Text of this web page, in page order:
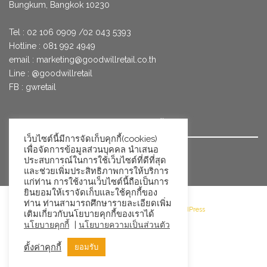
Bungkum, Bangkok 10230
Tel : 02 106 0909 /02 043 5393
Hotline : 081 992 4949
email : marketing@goodwillretail.co.th
Line : @goodwillretail
FB : gwretail
นโยบายข้อมูลส่วนบุคคล
©2026 Goodwill Retail · Powered by WordPress
เว็บไซต์นี้มีการจัดเก็บคุกกี้(cookies)
เพื่อจัดการข้อมูลส่วนบุคคล นำเสนอ
ประสบการณ์ในการใช้เว็บไซต์ที่ดีที่สุด
และช่วยเพิ่มประสิทธิภาพการให้บริการ
แก่ท่าน การใช้งานเว็บไซต์นี้ถือเป็นการ
ยินยอมให้เราจัดเก็บและใช้คุกกี้ของ
ท่าน ท่านสามารถศึกษารายละเอียดเพิ่ม
เติมเกี่ยวกับนโยบายคุกกี้ของเราได้
นโยบายคุกกี้ | นโยบายความเป็นส่วนตัว
ตั้งค่าคุกกี้ ยอมรับ